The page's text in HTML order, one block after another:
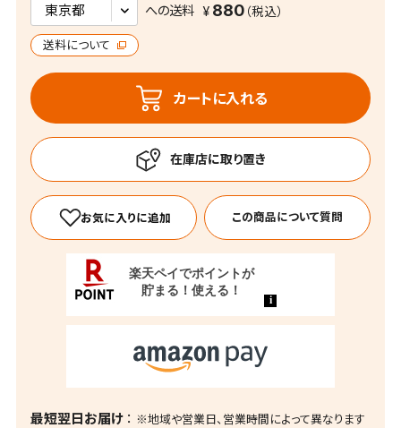
への送料 880
送料について
カートに入れる
この商品について質問
最短翌日お届け ※地域や営業日、営業時間によって異なります